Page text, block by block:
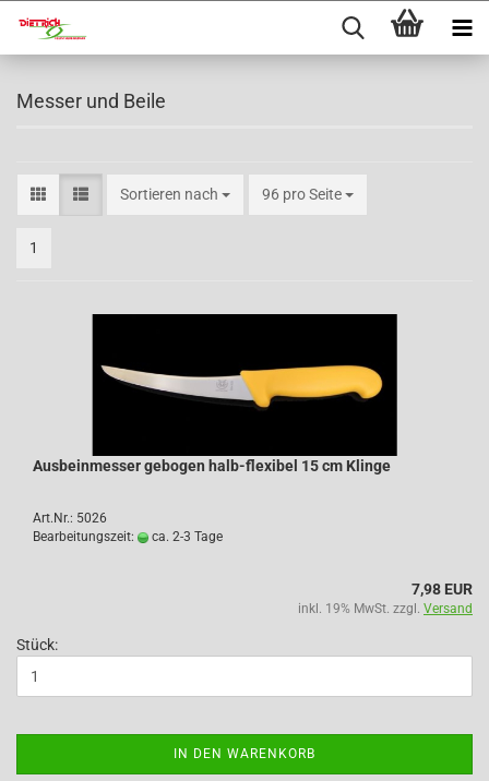
Messer und Beile
Sortieren nach 96 pro Seite
1
Ausbeinmesser gebogen halb-flexibel 15 cm Klinge
Art.Nr.: 5026
Bearbeitungszeit:
ca. 2-3 Tage
7,98 EUR
inkl. 19% MwSt. zzgl. Versand
Stück:
IN DEN WARENKORB